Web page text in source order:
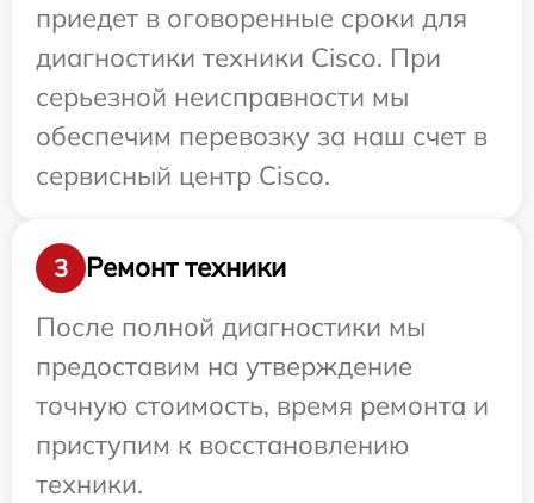
приедет в оговоренные сроки для
диагностики техники Cisco. При
серьезной неисправности мы
обеспечим перевозку за наш счет в
сервисный центр Cisco.
3
Ремонт техники
После полной диагностики мы
предоставим на утверждение
точную стоимость, время ремонта и
приступим к восстановлению
техники.